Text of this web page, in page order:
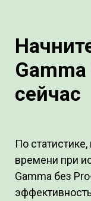
сейчас
По
времени при
Gamma без